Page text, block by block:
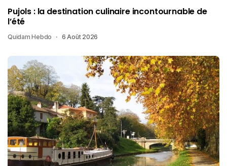
Pujols : la destination culinaire incontournable de
l’été
Quidam Hebdo 6 Août 2026